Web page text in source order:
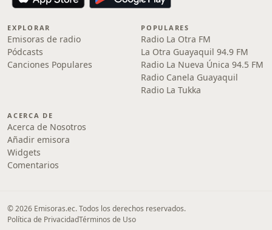
EXPLORAR
Emisoras de radio
Pódcasts
Canciones Populares
POPULARES
Radio La Otra FM
La Otra Guayaquil 94.9 FM
Radio La Nueva Única 94.5 FM
Radio Canela Guayaquil
Radio La Tukka
ACERCA DE
Acerca de Nosotros
Añadir emisora
Widgets
Comentarios
© 2026 Emisoras.ec. Todos los derechos reservados.
Política de PrivacidadTérminos de Uso